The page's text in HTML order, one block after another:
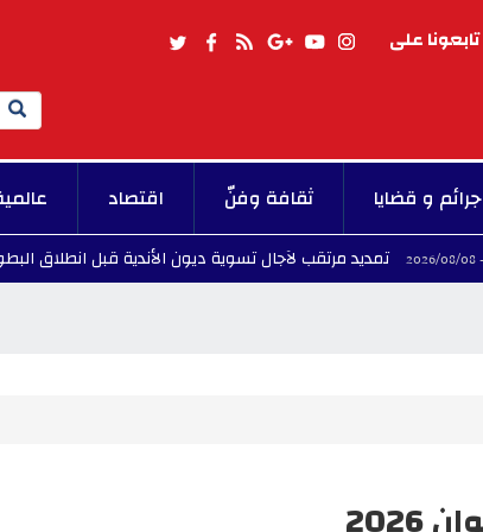
تابعونا على
Search
جرائم و قضايا ثقافة وفنّ اقتصاد
تمديد مرتقب لآجال تسوية ديون الأندية قبل انطلاق البطولة